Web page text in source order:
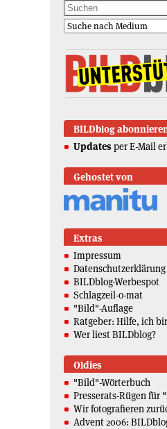
BILDblog
Updates per E-Mail
Gehostet von
Extras
Impressum
Datenschutzerklärung
BILDblog-Werbespot
Schlagzeil-o-mat
"Bild"-Auflage
Ratgeber: Hilfe, ich
Wer liest BILDblog?
Oldies
"Bild"-Wörterbuch
Presserats-Rügen für
Wir fotografieren
Advent 2006: